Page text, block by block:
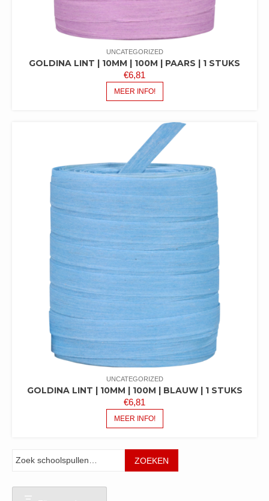
UNCATEGORIZED
GOLDINA LINT | 10MM | 100M | PAARS | 1 STUKS
€6,81
MEER INFO!
UNCATEGORIZED
GOLDINA LINT | 10MM | 100M | BLAUW | 1 STUKS
€6,81
MEER INFO!
ZOEKEN